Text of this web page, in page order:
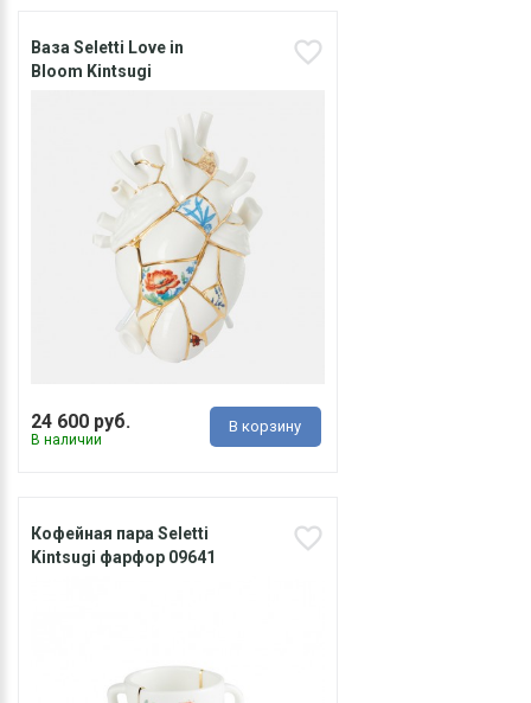
Ваза Seletti Love in
Bloom Kintsugi
24 600 руб.
В наличии
В корзину
Кофейная пара Seletti
Kintsugi фарфор 09641